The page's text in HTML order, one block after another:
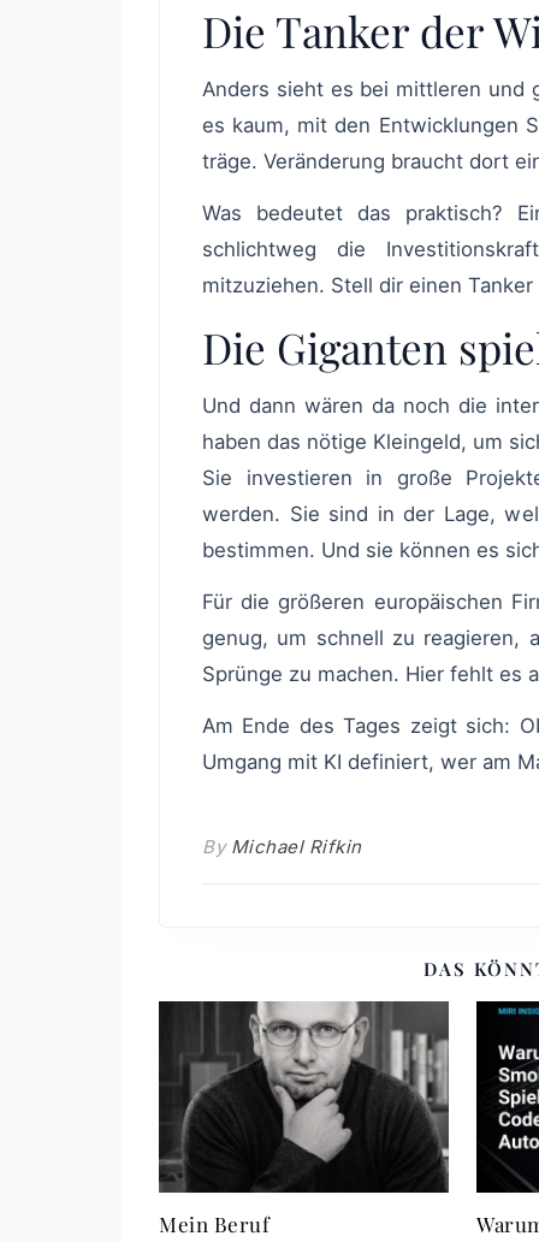
Die Tanker der
Anders sieht es bei mittleren und großen Firmen aus, gerade in Europa. Diese schaffen
es kaum, mit den Entwicklungen
träge. Veränderung braucht dort
Was bedeutet das praktisch? Eine gewisse Starrheit in Prozessen und oft fehlt
schlichtweg die
mitzuziehen. Stell dir einen
Die Giganten
Und dann wären da noch die internationalen Giganten wie Google oder Microsoft. Die
haben das nötige Kleingeld, um
Sie investieren in große
werden. Sie sind in der Lage,
bestimmen. Und sie können es
Für die größeren europäischen Firmen heißt das, oft hinterherzurennen. Nicht flexibel
genug, um schnell zu reagieren,
Sprünge zu machen. Hier fehlt es
Am Ende des Tages zeigt sich: Ob kleiner Betrieb oder großer Konzern – der clevere
Umgang mit KI definiert, wer am
By Michael Rifkin
DAS
Mein Beruf